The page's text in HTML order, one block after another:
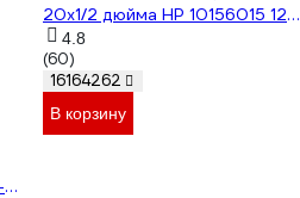
20х1/2 дюйма НР 10156015 127-
0220
4.8
(60)
16164262
В корзину